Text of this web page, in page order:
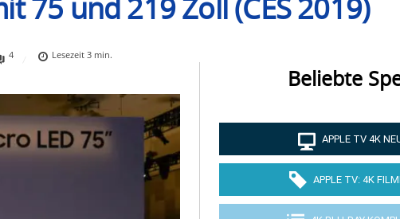
75 und 219 Zoll (CES 2019)
4 Lesezeit3 min.
Beliebte
APPLE TV 4K
APPLE TV: 4K